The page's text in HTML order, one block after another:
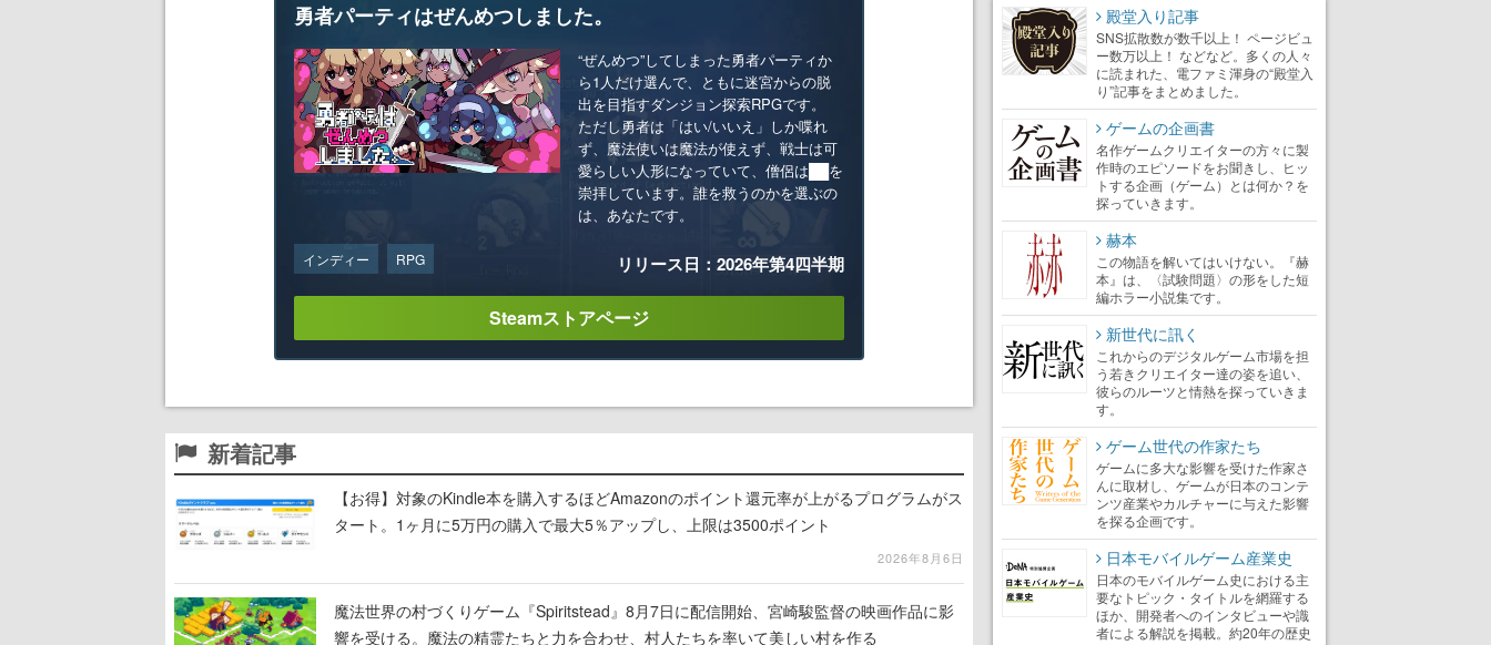
勇者パーティはぜんめつしました。
“ぜんめつ”してしまった勇者パーティか
ら1人だけ選んで、ともに迷宮からの脱
出を目指すダンジョン探索RPGです。
ただし勇者は「はい/いいえ」しか喋れ
ず、魔法使いは魔法が使えず、戦士は可
愛らしい人形になっていて、僧侶は██を
崇拝しています。誰を救うのかを選ぶの
は、あなたです。
インディー RPG リリース日：2026年第4四半期
Steamストアページ
新着記事
【お得】対象のKindle本を購入するほどAmazonのポイント還元率が上がるプログラムがス
タート。1ヶ月に5万円の購入で最大5％アップし、上限は3500ポイント
2026年8月6日
魔法世界の村づくりゲーム『Spiritstead』8月7日に配信開始、宮崎駿監督の映画作品に影
響を受ける。魔法の精霊たちと力を合わせ、村人たちを率いて美しい村を作る
殿堂入り記事
SNS拡散数が数千以上！ ページビュ
ー数万以上！ などなど。多くの人々
に読まれた、電ファミ渾身の“殿堂入
り”記事をまとめました。
ゲームの企画書
名作ゲームクリエイターの方々に製
作時のエピソードをお聞きし、ヒッ
トする企画（ゲーム）とは何か？を
探っていきます。
赫本
この物語を解いてはいけない。『赫
本』は、〈試験問題〉の形をした短
編ホラー小説集です。
新世代に訊く
これからのデジタルゲーム市場を担
う若きクリエイター達の姿を追い、
彼らのルーツと情熱を探っていきま
す。
ゲーム世代の作家たち
ゲームに多大な影響を受けた作家さ
んに取材し、ゲームが日本のコンテ
ンツ産業やカルチャーに与えた影響
を探る企画です。
日本モバイルゲーム産業史
日本のモバイルゲーム史における主
要なトピック・タイトルを網羅する
ほか、開発者へのインタビューや識
者による解説を掲載。約20年の歴史